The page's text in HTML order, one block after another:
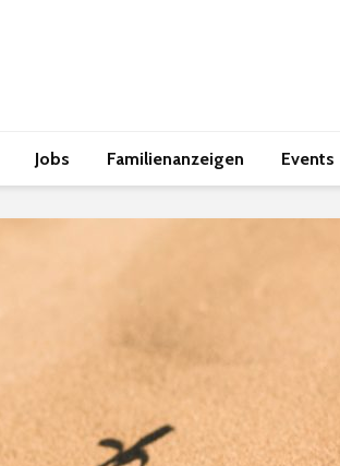
Jobs Familienanzeigen Events